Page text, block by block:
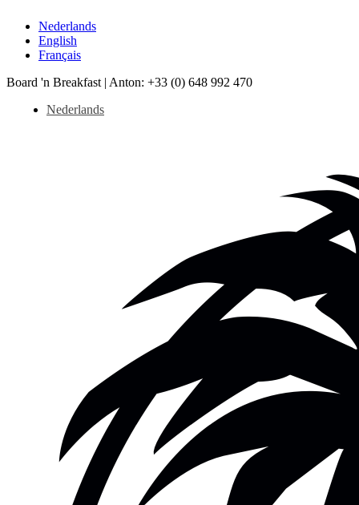
Nederlands
English
Français
Board 'n Breakfast | Anton: +33 (0) 648 992 470
Nederlands